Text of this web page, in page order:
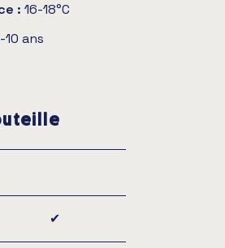
: 16-18°C
10 ans
✔︎